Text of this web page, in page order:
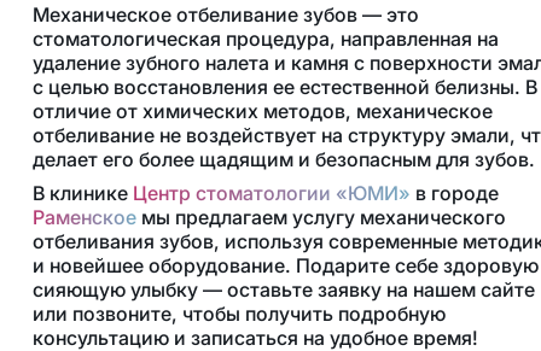
Механическое отбеливание зубов — это
стоматологическая процедура, направленная на
удаление зубного налета и камня с поверхности
с целью восстановления ее естественной белизны. В
отличие от химических методов, механическое
отбеливание не воздействует на структуру эмали,
делает его более щадящим и безопасным для зубов.
В клинике Центр стоматологии «ЮМИ» в городе
Раменскоемы предлагаем услугу механического
отбеливания зубов, используя современные
и новейшее оборудование. Подарите себе
сияющую улыбку — оставьте заявку на нашем сайте
или позвоните, чтобы получить подробную
консультацию и записаться на удобное время!